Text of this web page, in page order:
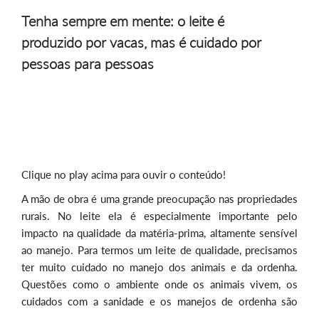
Tenha sempre em mente: o leite é
produzido por vacas, mas é cuidado por
pessoas para pessoas
Clique no play acima para ouvir o conteúdo!
A mão de obra é uma grande preocupação nas propriedades
rurais. No leite ela é especialmente importante pelo
impacto na qualidade da matéria-prima, altamente sensível
ao manejo. Para termos um leite de qualidade, precisamos
ter muito cuidado no manejo dos animais e da ordenha.
Questões como o ambiente onde os animais vivem, os
cuidados com a sanidade e os manejos de ordenha são